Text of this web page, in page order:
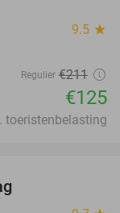
9.5 star
Regulier €211
€125
toeristenbelasting